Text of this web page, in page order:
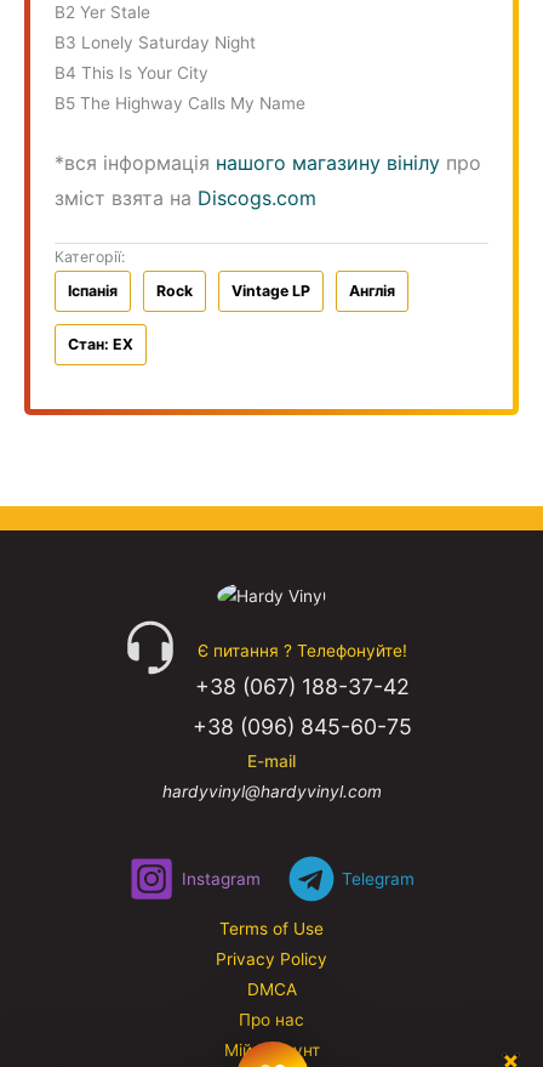
B2 Yer Stale
B3 Lonely Saturday Night
B4 This Is Your City
B5 The Highway Calls My Name
*вся інформація нашого магазину вінілу про
зміст взята на Discogs.com
Категорії:
Iспанiя
Rock Vintage LP Англiя
Стан: EX
Є питання ? Телефонуйте!
+38 (067) 188-37-42
+38 (096) 845-60-75
E-mail
hardyvinyl@hardyvinyl.com
Instagram Telegram
Terms of Use
Privacy Policy
DMCA
Про нас
Мій аккаунт